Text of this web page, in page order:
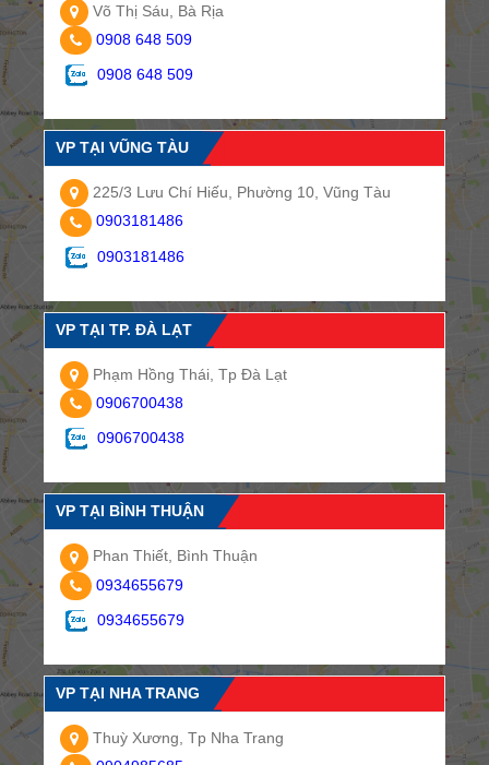
Võ Thị Sáu, Bà Rịa
0908 648 509
0908 648 509
VP TẠI VŨNG TÀU
225/3 Lưu Chí Hiếu, Phường 10, Vũng Tàu
0903181486
0903181486
VP TẠI TP. ĐÀ LẠT
Phạm Hồng Thái, Tp Đà Lạt
0906700438
0906700438
VP TẠI BÌNH THUẬN
Phan Thiết, Bình Thuận
0934655679
0934655679
VP TẠI NHA TRANG
Thuỳ Xương, Tp Nha Trang